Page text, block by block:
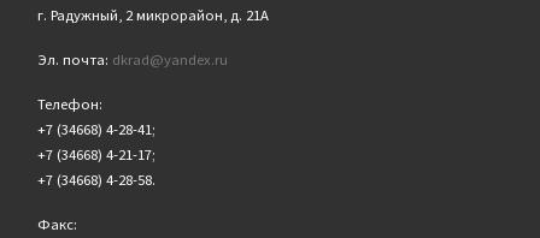
г. Радужный, 2 микрорайон, д. 21А
Эл. почта: dkrad@yandex.ru
Телефон:
+7 (34668) 4-28-41;
+7 (34668) 4-21-17;
+7 (34668) 4-28-58.
Факс: